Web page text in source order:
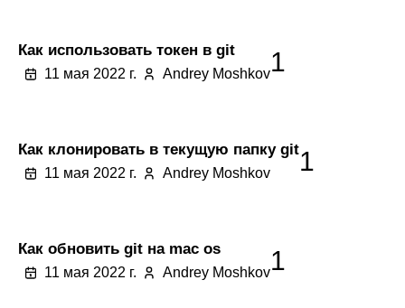
Как использовать токен в git
11 мая 2022 г. Andrey Moshkov1
Как клонировать в текущую папку git
11 мая 2022 г. Andrey Moshkov 1
Как обновить git на mac os
11 мая 2022 г. Andrey Moshkov1